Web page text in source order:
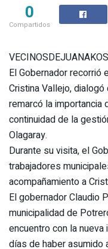
0
Compartidos
El Gobernador recorrió
Cristina Vallejo,
remarcó la importancia
continuidad de la
Olagaray.
Durante su visita, el
trabajadores
acompañamiento a
El gobernador Claudio
municipalidad de
encuentro con la
días de haber asumido